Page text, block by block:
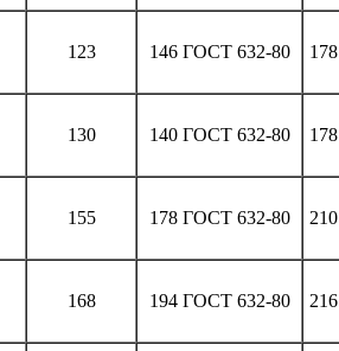
123 146 ГОСТ 632-80 178
130 140 ГОСТ 632-80 178
155 178 ГОСТ 632-80 210
168 194 ГОСТ 632-80 216